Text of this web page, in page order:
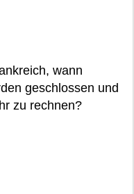
wann
geschlossen und
zu rechnen?